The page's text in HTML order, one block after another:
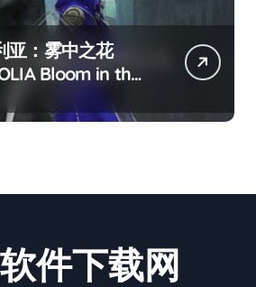
亚：雾中之花
Bloom in the
件下载网